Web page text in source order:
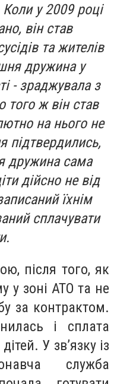
у 2009 році
він став
та жителів
дружина у
- зраджувала з
ж він став
на нього не
підтвердились,
дружина сама
дійсно не від
їхнім
сплачувати
після того, як
у зоні АТО та не
за контрактом.
і сплата
У зв’язку із
служба